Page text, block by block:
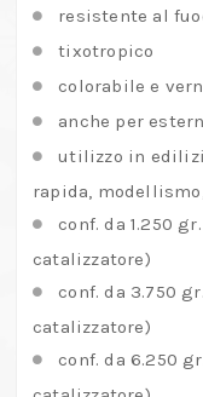
resistente al
tixotropico
colorabile e
anche per
utilizzo in
rapida,
conf. da 1.250
catalizzatore)
conf. da 3.750
catalizzatore)
conf. da 6.250